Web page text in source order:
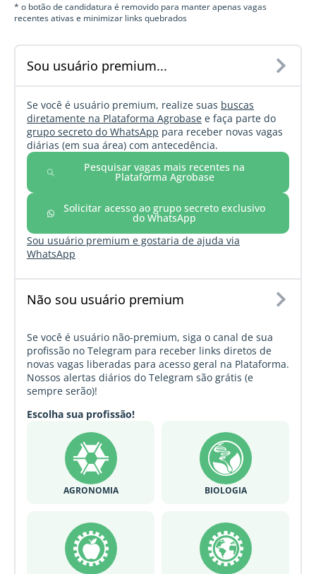
* o botão de candidatura é removido para manter apenas vagas
recentes ativas e minimizar links quebrados
Sou usuário premium...
Se você é usuário premium, realize suas buscas
diretamente na Plataforma Agrobase e faça parte do
grupo secreto do WhatsApp para receber novas vagas
diárias (em sua área) com antecedência.
Pesquisar vagas mais recentes na
Plataforma Agrobase
Solicitar acesso ao grupo secreto exclusivo
do WhatsApp
Sou usuário premium e gostaria de ajuda via
WhatsApp
Não sou usuário premium
Se você é usuário não-premium, siga o canal de sua
profissão no Telegram para receber links diretos de
novas vagas liberadas para acesso geral na Plataforma.
Nossos alertas diários do Telegram são grátis (e
sempre serão)!
Escolha sua profissão!
AGRONOMIA BIOLOGIA